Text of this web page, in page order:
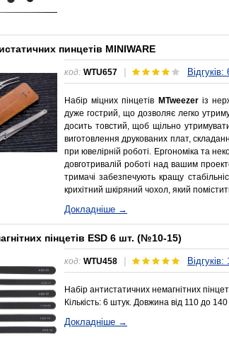
пинцетів MINIWARE
код: WTU657 Відгуків:
Набір міцних пінцетів MTweezerіз
дуже гострий, що дозволяє легко
досить товстий, щоб щільно
виготовлення друкованих плат,
при ювелірній роботі. Ергономіка та
довготривалій роботі над вашим
тримачі забезпечують кращу
крихітний шкіряний чохол, який
Докладніше →
пінцетів ESD 6 шт. (№10-15)
код: WTU458 Відгуків:
Набір антистатичних немагнітних
Кількість: 6 штук. Довжина від 110 до
Докладніше →